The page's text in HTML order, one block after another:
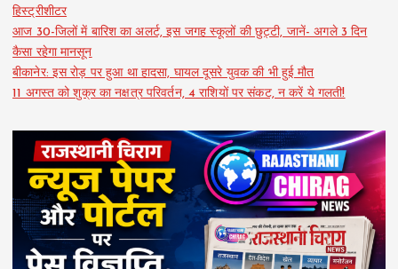
हिस्ट्रीशीटर
आज 30-जिलों में बारिश का अलर्ट, इस जगह स्कूलों की छुट्टी, जानें- अगले 3 दिन
कैसा रहेगा मानसून
बीकानेर: इस रोड़ पर हुआ था हादसा, घायल दूसरे युवक की भी हुई मौत
11 अगस्त को शुक्र का नक्षत्र परिवर्तन, 4 राशियों पर संकट, न करें ये गलती!